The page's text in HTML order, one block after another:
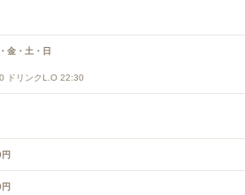
金・土・日
ドリンクL.O 22:30